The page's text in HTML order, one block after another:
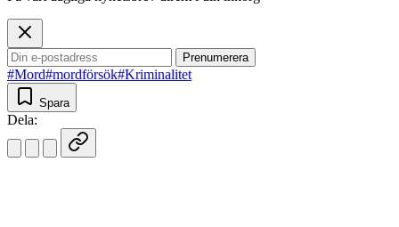
Prenumerera
#Mord#mordförsök#Kriminalitet
Spara
Dela: